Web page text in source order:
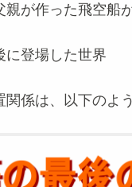
親が作った飛空船
に登場した世界
係は、以下のよ